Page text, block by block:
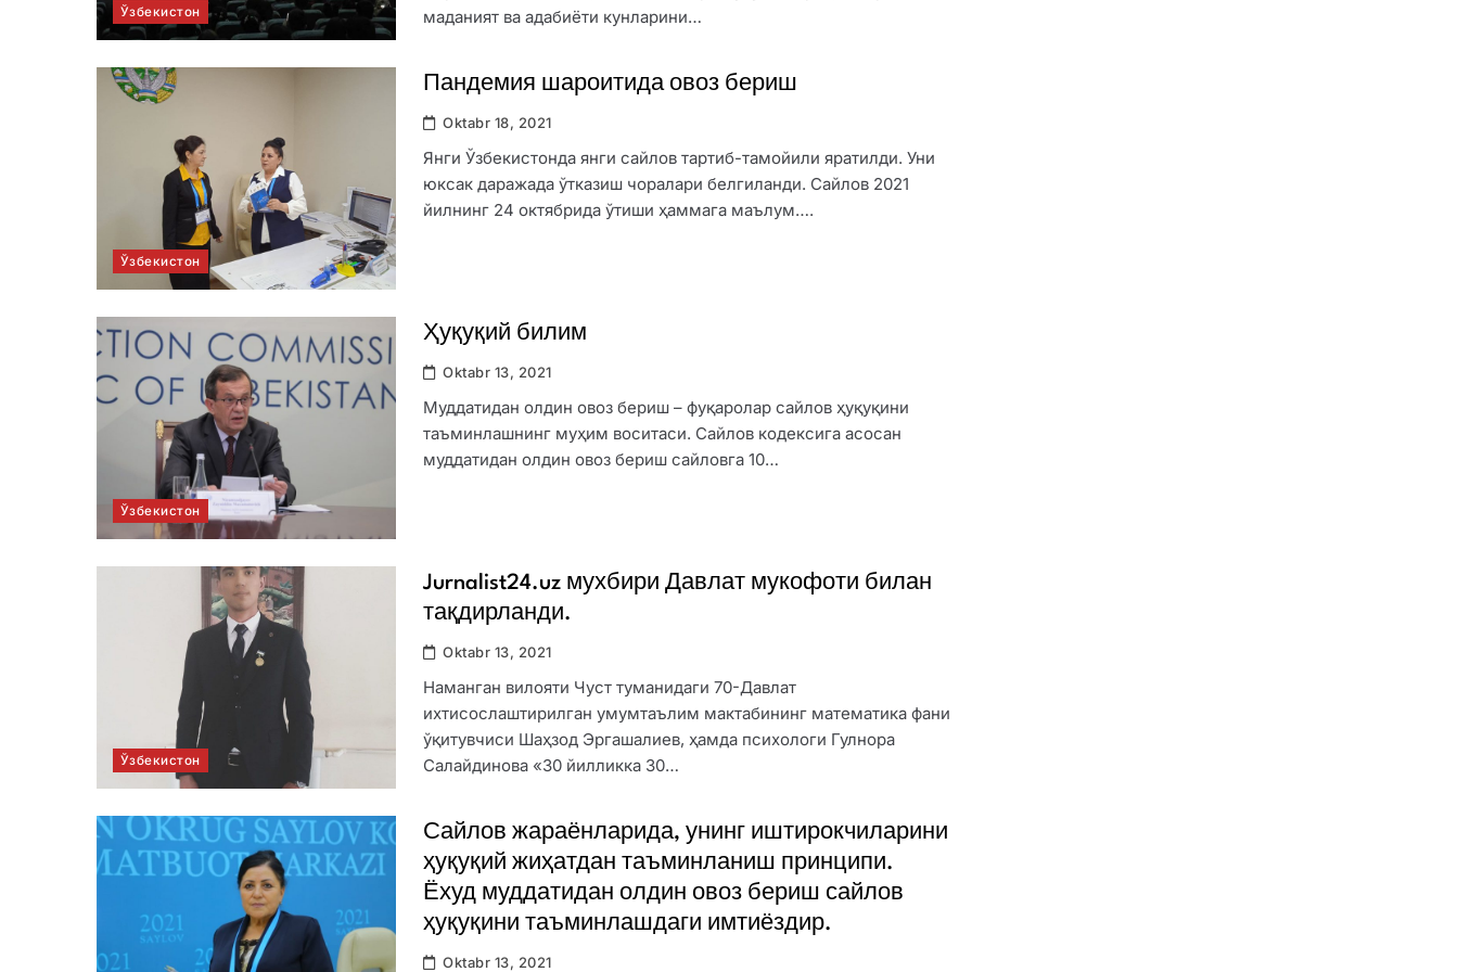
Ўзбекистон
маданият ва адабиёти кунларини…
Ўзбекистон
Пандемия шароитида овоз бериш
Oktabr 18, 2021
Янги Ўзбекистонда янги сайлов тартиб-тамойили яратилди. Уни
юксак даражада ўтказиш чоралари белгиланди. Сайлов 2021
йилнинг 24 октябрида ўтиши ҳаммага маълум….
Ўзбекистон
Ҳуқуқий билим
Oktabr 13, 2021
Муддатидан олдин овоз бериш – фуқаролар сайлов ҳуқуқини
таъминлашнинг муҳим воситаси. Сайлов кодексига асосан
муддатидан олдин овоз бериш сайловга 10…
Ўзбекистон
Jurnalist24.uz мухбири Давлат мукофоти билан
тақдирланди.
Oktabr 13, 2021
Наманган вилояти Чуст туманидаги 70-Давлат
ихтисослаштирилган умумтаълим мактабининг математика фани
ўқитувчиси Шаҳзод Эргашалиев, ҳамда психологи Гулнора
Салайдинова «30 йилликка 30…
Сайлов жараёнларида, унинг иштирокчиларини
ҳуқуқий жиҳатдан таъминланиш принципи.
Ёхуд муддатидан олдин овоз бериш сайлов
ҳуқуқини таъминлашдаги имтиёздир.
Oktabr 13, 2021